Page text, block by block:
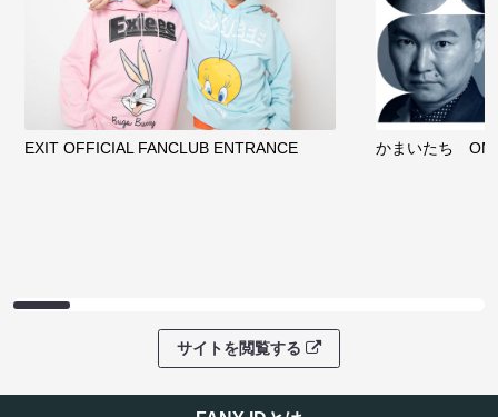
EXIT OFFICIAL FANCLUB ENTRANCE かまいたち
サイトを閲覧する